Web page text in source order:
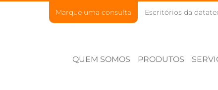
Marque uma consulta Escritórios da
QUEM SOMOS PRODUTOS